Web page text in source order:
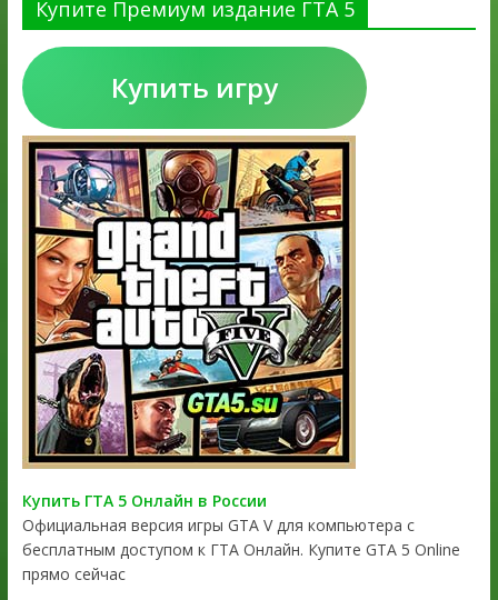
Купите Премиум издание ГТА 5
Купить игру
Купить ГТА 5 Онлайн в России
Официальная версия игры GTA V для компьютера с
бесплатным доступом к ГТА Онлайн. Купите GTA 5 Online
прямо сейчас